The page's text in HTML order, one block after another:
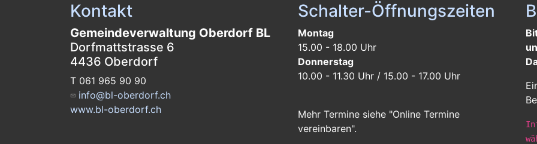
Kontakt
Gemeindeverwaltung Oberdorf BL
Dorfmattstrasse 6
4436 Oberdorf
T 061 965 90 90
info@bl-oberdorf.ch
www.bl-oberdorf.ch
Schalter-Öffnungszeiten
Montag
15.00 - 18.00 Uhr
Donnerstag
10.00 - 11.30 Uhr / 15.00 - 17.00 Uhr
Mehr Termine siehe "Online Termine
vereinbaren".